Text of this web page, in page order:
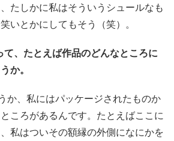
たしかに私はそういうシュールなも
いとかにしてもそう（笑）。
、たとえば作品のどんなところに
か。
か、私にはパッケージされたものか
ころがあるんです。たとえばここに
私はついその額縁の外側になにかを